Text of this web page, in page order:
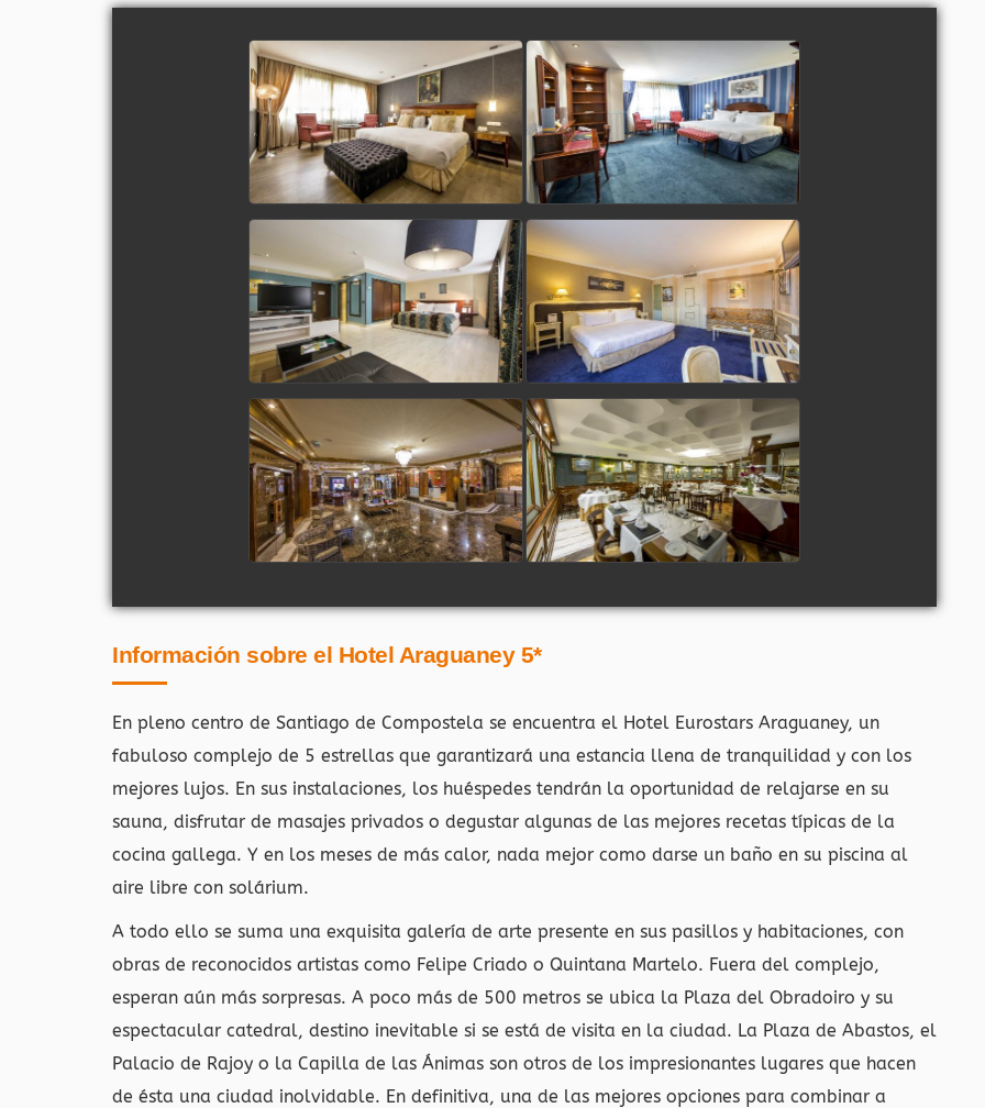
Información sobre el Hotel Araguaney 5*
En pleno centro de Santiago de Compostela se encuentra el Hotel Eurostars Araguaney, un
fabuloso complejo de 5 estrellas que garantizará una estancia llena de tranquilidad y con los
mejores lujos. En sus instalaciones, los huéspedes tendrán la oportunidad de relajarse en su
sauna, disfrutar de masajes privados o degustar algunas de las mejores recetas típicas de la
cocina gallega. Y en los meses de más calor, nada mejor como darse un baño en su piscina al
aire libre con solárium.
A todo ello se suma una exquisita galería de arte presente en sus pasillos y habitaciones, con
obras de reconocidos artistas como Felipe Criado o Quintana Martelo. Fuera del complejo,
esperan aún más sorpresas. A poco más de 500 metros se ubica la Plaza del Obradoiro y su
espectacular catedral, destino inevitable si se está de visita en la ciudad. La Plaza de Abastos, el
Palacio de Rajoy o la Capilla de las Ánimas son otros de los impresionantes lugares que hacen
de ésta una ciudad inolvidable. En definitiva, una de las mejores opciones para combinar a